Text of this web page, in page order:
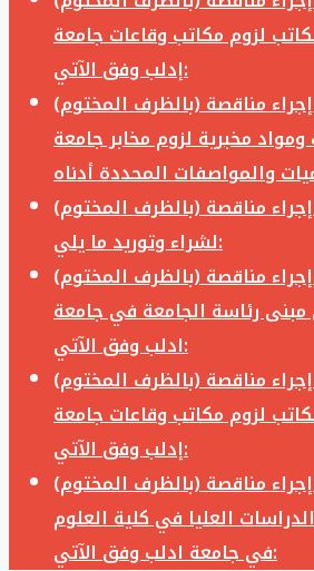
لزوم مكاتب وقاعات جامعة
إدلب وفق الآتي:
مناقصة (بالظرف المختوم)
مخبرية لزوم مخابر جامعة
مناقصة (بالظرف المختوم)
لشراء وتوريد ما يلي:
مناقصة (بالظرف المختوم)
مبنى رئاسة الجامعة في جامعة
ادلب وفق الآتي:
مناقصة (بالظرف المختوم)
لزوم مكاتب وقاعات جامعة
إدلب وفق الآتي:
مناقصة (بالظرف المختوم)
العليا في كلية العلوم
في جامعة ادلب وفق الآتي: